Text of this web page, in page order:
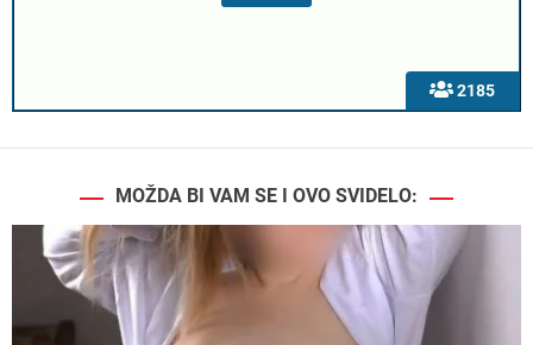
2185
MOŽDA BI VAM SE I OVO SVIDELO: